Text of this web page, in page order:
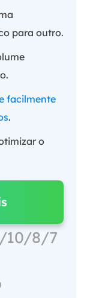
para outro.
facilmente
.
o
10/8/7